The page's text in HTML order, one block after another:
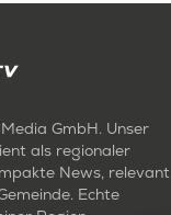
GmbH. Unser
als regionaler
News, relevant
Echte